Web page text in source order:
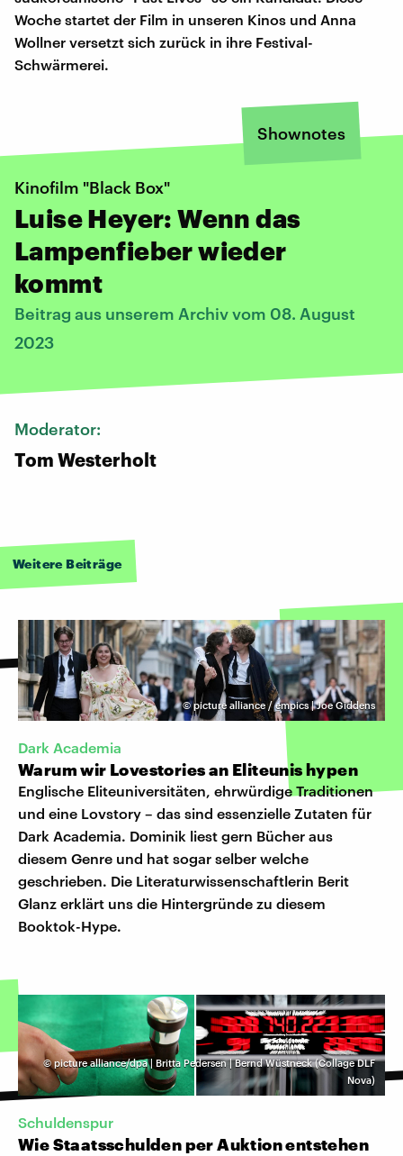
Woche startet der Film in unseren Kinos und Anna
Wollner versetzt sich zurück in ihre Festival-
Schwärmerei.
Shownotes
Kinofilm "Black Box"
Luise Heyer: Wenn das
Lampenfieber wieder
kommt
Beitrag aus unserem Archiv vom 08. August
2023
Moderator:
Tom Westerholt
Weitere Beiträge
©picture alliance / empics | Joe Giddens
Dark Academia
Warum wir Lovestories an Eliteunis hypen
Englische Eliteuniversitäten, ehrwürdige Traditionen
und eine Lovstory – das sind essenzielle Zutaten für
Dark Academia. Dominik liest gern Bücher aus
diesem Genre und hat sogar selber welche
geschrieben. Die Literaturwissenschaftlerin Berit
Glanz erklärt uns die Hintergründe zu diesem
Booktok-Hype.
©picture alliance/dpa | Britta Pedersen | Bernd Wüstneck (Collage DLF
Nova)
Schuldenspur
Wie Staatsschulden per Auktion entstehen